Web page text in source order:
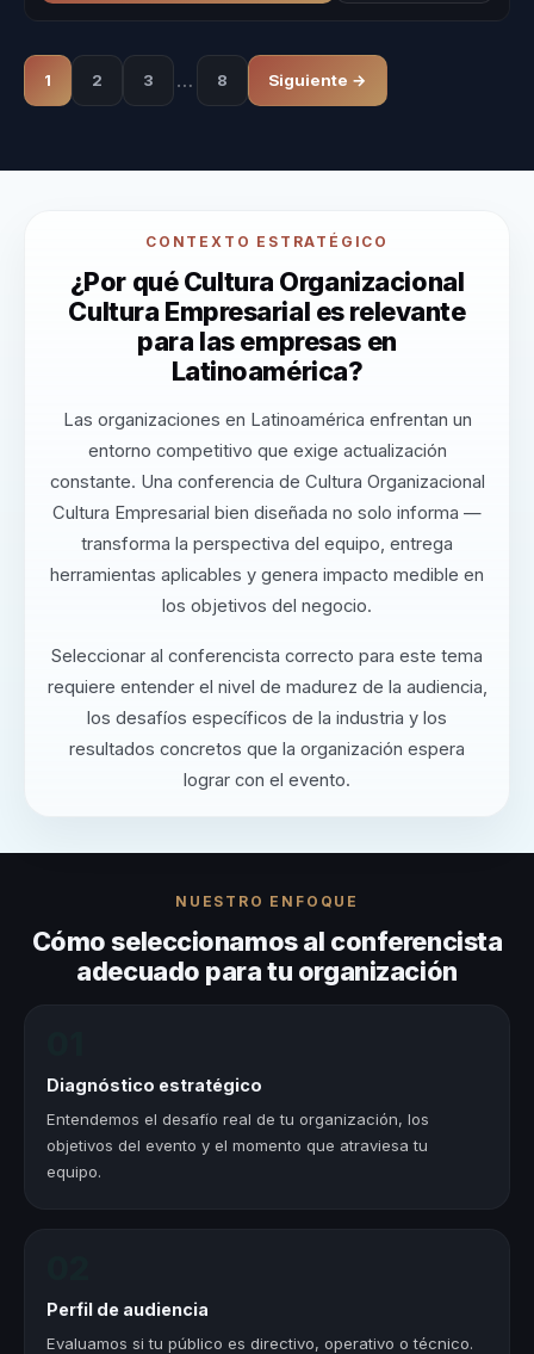
1 2 3 … 8 Siguiente →
CONTEXTO ESTRATÉGICO
¿Por qué Cultura Organizacional
Cultura Empresarial es relevante
para las empresas en
Latinoamérica?
Las organizaciones en Latinoamérica enfrentan un
entorno competitivo que exige actualización
constante. Una conferencia de Cultura Organizacional
Cultura Empresarial bien diseñada no solo informa —
transforma la perspectiva del equipo, entrega
herramientas aplicables y genera impacto medible en
los objetivos del negocio.
Seleccionar al conferencista correcto para este tema
requiere entender el nivel de madurez de la audiencia,
los desafíos específicos de la industria y los
resultados concretos que la organización espera
lograr con el evento.
NUESTRO ENFOQUE
Cómo seleccionamos al conferencista
adecuado para tu organización
Diagnóstico estratégico
Entendemos el desafío real de tu organización, los
objetivos del evento y el momento que atraviesa tu
equipo.
Perfil de audiencia
Evaluamos si tu público es directivo, operativo o técnico.